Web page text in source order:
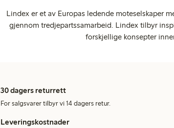
Lindex er et av Europas ledende moteselskaper
gjennom tredjepartssamarbeid. Lindex tilbyr
forskjellige konsepter
30 dagers returrett
For salgsvarer tilbyr vi 14 dagers retur.
Leveringskostnader